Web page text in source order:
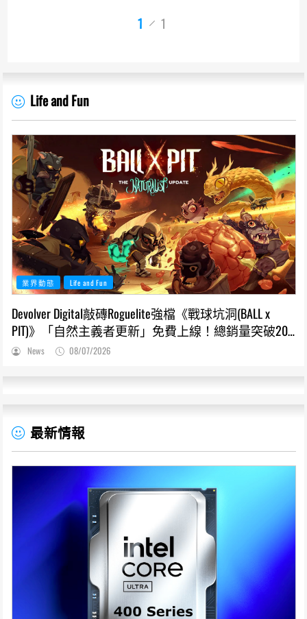
1 1
Life and Fun
業界動態 Life and Fun
Devolver Digital敲磚Roguelite強檔《戰球坑洞(BALL x
PIT)》「自然主義者更新」免費上線！總銷量突破200
萬份，遊戲史低66折熱銷中
News 08/07/2026
最新情報